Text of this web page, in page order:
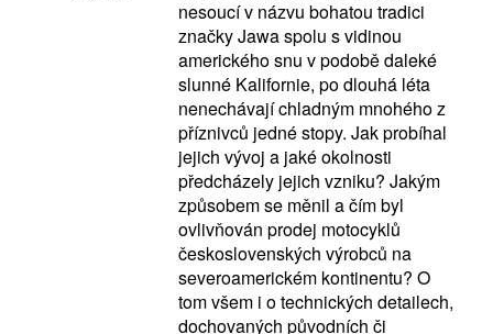
nesoucí v názvu bohatou tradici
značky Jawa spolu s vidinou
amerického snu v podobě daleké
slunné Kalifornie, po dlouhá léta
nenechávají chladným mnohého z
příznivců jedné stopy. Jak probíhal
jejich vývoj a jaké okolnosti
předcházely jejich vzniku? Jakým
způsobem se měnil a čím byl
ovlivňován prodej motocyklů
československých výrobců na
severoamerickém kontinentu? O
tom všem i o technických detailech,
dochovaných původních či